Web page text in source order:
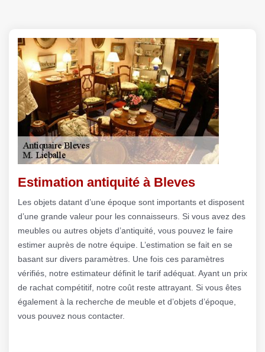
Estimation antiquité à Bleves
Les objets datant d’une époque sont importants et disposent
d’une grande valeur pour les connaisseurs. Si vous avez des
meubles ou autres objets d’antiquité, vous pouvez le faire
estimer auprès de notre équipe. L’estimation se fait en se
basant sur divers paramètres. Une fois ces paramètres
vérifiés, notre estimateur définit le tarif adéquat. Ayant un prix
de rachat compétitif, notre coût reste attrayant. Si vous êtes
également à la recherche de meuble et d’objets d’époque,
vous pouvez nous contacter.